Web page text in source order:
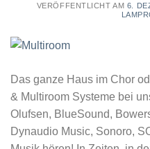
VERÖFFENTLICHT AM 6.
Das ganze Haus im Chor
& Multiroom Systeme bei
Olufsen, BlueSound,
Dynaudio Music, Sonoro,